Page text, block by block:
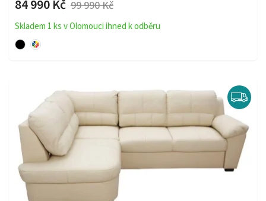
84 990 Kč 99 990 Kč
Skladem 1 ks v Olomouci ihned k odběru